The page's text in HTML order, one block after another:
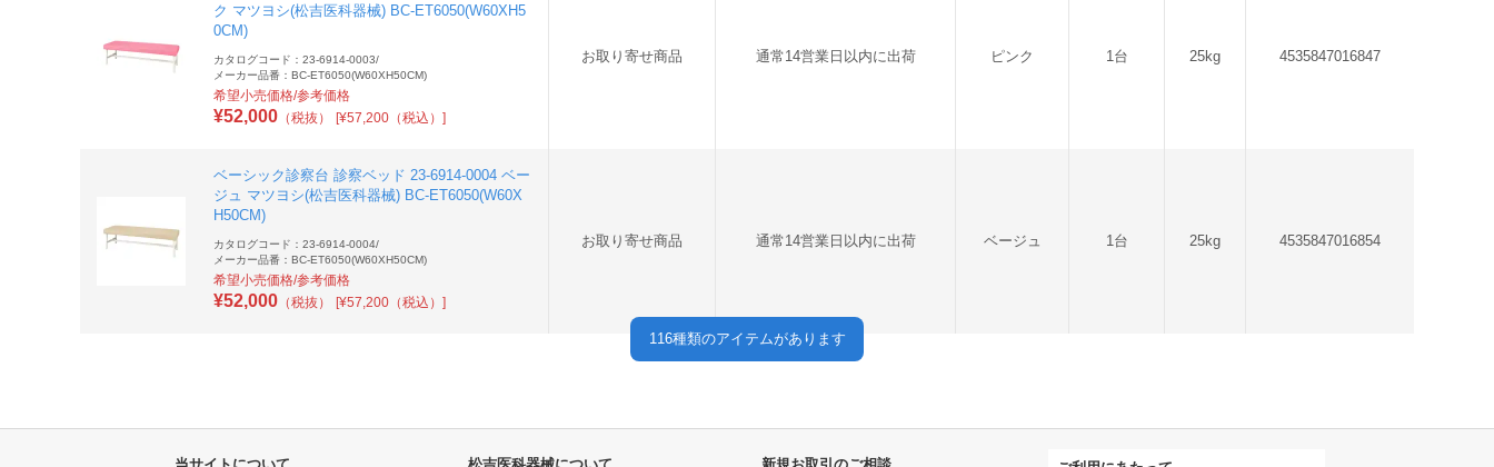
ク マツヨシ(松吉医科器械) BC-ET6050(W60XH5
0CM)
カタログコード：23-6914-0003/
メーカー品番：BC-ET6050(W60XH50CM)
希望小売価格/参考価格
¥52,000 （税抜） [¥57,200（税込）]
お取り寄せ商品 通常14営業日以内に出荷 ピンク 1台 25kg 4535847016847
ベーシック診察台 診察ベッド 23-6914-0004 ベー
ジュ マツヨシ(松吉医科器械) BC-ET6050(W60X
H50CM)
カタログコード：23-6914-0004/
メーカー品番：BC-ET6050(W60XH50CM)
希望小売価格/参考価格
¥52,000 （税抜） [¥57,200（税込）]
お取り寄せ商品 通常14営業日以内に出荷 ベージュ 1台 25kg 4535847016854
116種類のアイテムがあります